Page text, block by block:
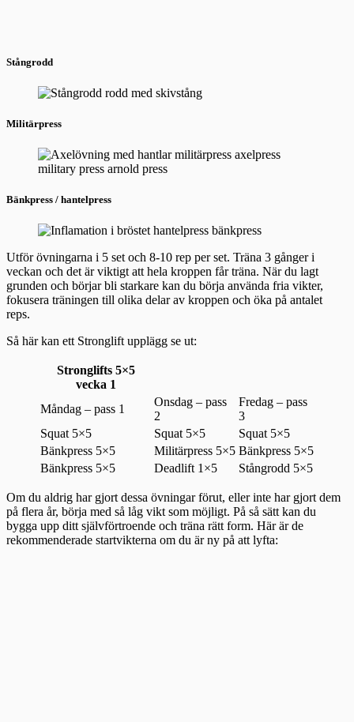
Stångrodd
Militärpress
Bänkpress / hantelpress
Utför övningarna i 5 set och 8-10 rep per set. Träna 3 gånger i
veckan och det är viktigt att hela kroppen får träna. När du lagt
grunden och börjar bli starkare kan du börja använda fria vikter,
fokusera träningen till olika delar av kroppen och öka på antalet
reps.
Så här kan ett Stronglift upplägg se ut:
Stronglifts 5×5
vecka 1
Måndag – pass 1
Onsdag – pass
2
Fredag – pass
3
Squat 5×5
Squat 5×5
Squat 5×5
Bänkpress 5×5
Militärpress 5×5 Bänkpress 5×5
Bänkpress 5×5
Deadlift 1×5 Stångrodd 5×5
Om du aldrig har gjort dessa övningar förut, eller inte har gjort dem
på flera år, börja med så låg vikt som möjligt. På så sätt kan du
bygga upp ditt självförtroende och träna rätt form. Här är de
rekommenderade startvikterna om du är ny på att lyfta: